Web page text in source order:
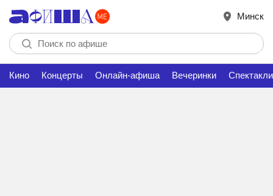
Минск
Кино Концерты Онлайн-афиша Вечеринки Спектакли